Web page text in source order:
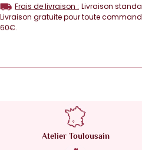
Frais de livraison : Livraison
Livraison gratuite pour toute
60€.
Atelier Toulousain